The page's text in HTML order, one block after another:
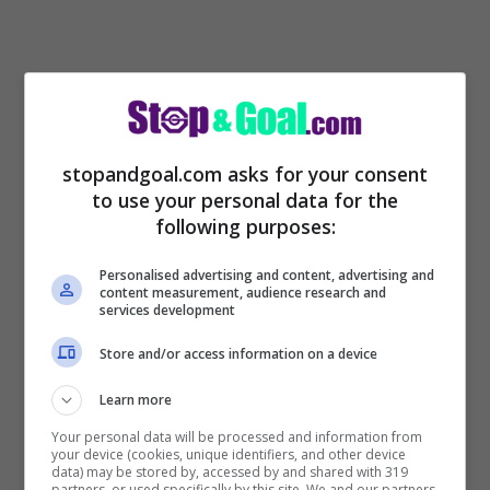
“Per quanto riguarda Lozano è a
bene. Il problema riguardo Osimhen. Ieri
aveva qualche fastidio e non si è allenato.
Domani mattina sarà con il gruppo. Se la
risposta sarà positiva allora potrà
scendere in campo e giocare”.
LEGGI ANCHE>>> Napoli, infortunio e
tegola: comunicato ufficiale, i tempi di
stopandgoal.com asks for your consent
to use your personal data for the
following purposes:
Personalised advertising and content, advertising and
content measurement, audience research and
services development
Store and/or access information on a device
Learn more
Your personal data will be processed and information from
your device (cookies, unique identifiers, and other device
data) may be stored by, accessed by and shared with 319